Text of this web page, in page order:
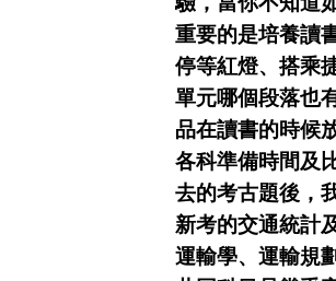
重要的是培養讀
停等紅燈、搭乘
單元哪個段落也
品在讀書的時候
各科準備時間及
去的考古題後，
新考的交通統計
運輸學、運輸規